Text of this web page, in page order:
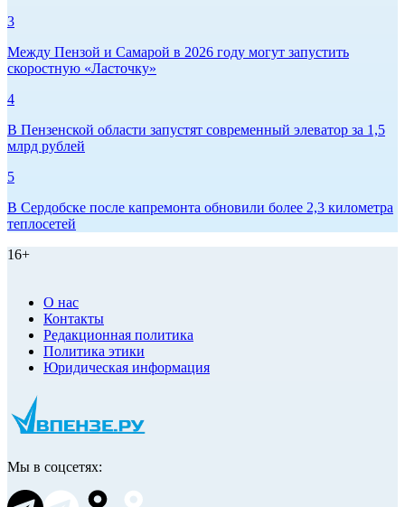
3
Между Пензой и Самарой в 2026 году могут запустить
скоростную «Ласточку»
4
В Пензенской области запустят современный элеватор за 1,5
млрд рублей
5
В Сердобске после капремонта обновили более 2,3 километра
теплосетей
16+
О нас
Контакты
Редакционная политика
Политика этики
Юридическая информация
Мы в соцсетях: